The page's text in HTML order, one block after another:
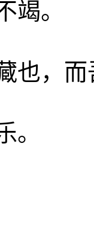
竭。
也，
。